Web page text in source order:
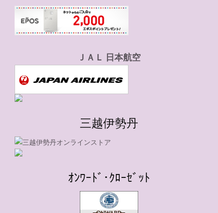
ＪＡＬ 日本航空
三越伊勢丹
ｵﾝﾜｰﾄﾞ･ｸﾛｰｾﾞｯﾄ